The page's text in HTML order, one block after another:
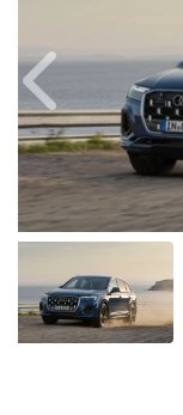
Anterior